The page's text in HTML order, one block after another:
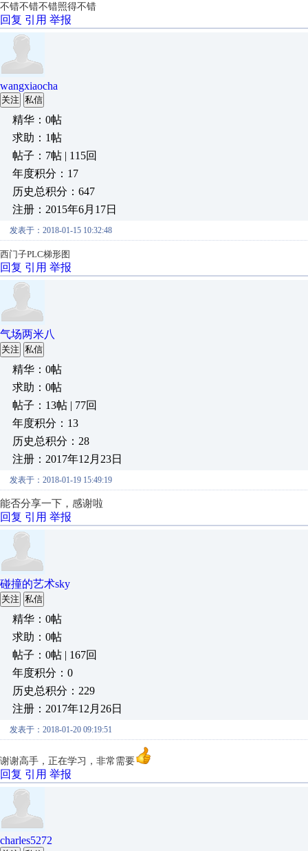
不错不错不错照得不错
回复 引用 举报
wangxiaocha
关注 私信
精华：0帖
求助：1帖
帖子：7帖 | 115回
年度积分：17
历史总积分：647
注册：2015年6月17日
发表于：2018-01-15 10:32:48
西门子PLC梯形图
回复 引用 举报
气场两米八
关注 私信
精华：0帖
求助：0帖
帖子：13帖 | 77回
年度积分：13
历史总积分：28
注册：2017年12月23日
发表于：2018-01-19 15:49:19
能否分享一下，感谢啦
回复 引用 举报
碰撞的艺术sky
关注 私信
精华：0帖
求助：0帖
帖子：0帖 | 167回
年度积分：0
历史总积分：229
注册：2017年12月26日
发表于：2018-01-20 09:19:51
谢谢高手，正在学习，非常需要
回复 引用 举报
charles5272